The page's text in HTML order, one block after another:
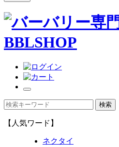
【人気ワード】
ネクタイ